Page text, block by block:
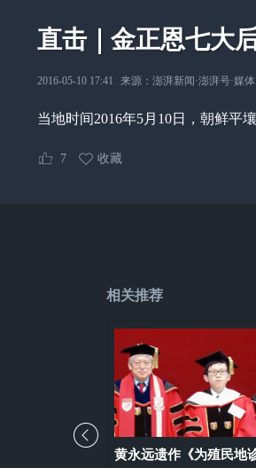
直击｜金正恩七大
2016-05-10 17:41 来源： 澎湃新闻·澎湃号·媒体
当地时间2016年5月10日，朝鲜平
7 收藏
相关推荐
黄永远遗作《为殖民地